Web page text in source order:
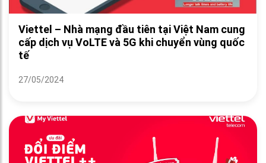
Viettel – Nhà mạng đầu tiên tại Việt Nam cung
cấp dịch vụ VoLTE và 5G khi chuyển vùng quốc
tế
27/05/2024